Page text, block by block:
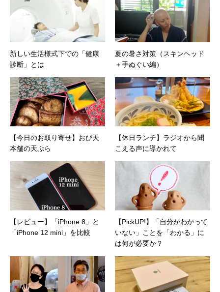
新しい生活様式下での「健康
診断」とは
夏の暑さ対策（スキンヘッド
＋手ぬぐい編）
【今日のお取り寄せ】おび天
本舗の天ぷら
【休日ランチ】ラジオから聞
こえる声に導かれて
【レビュー】「iPhone 8」と
「iPhone 12 mini」を比較
【PickUP!】「自分がわかって
いない」ことを「わかる」に
は何が必要か？